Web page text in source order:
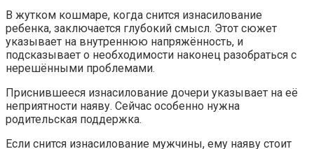
В жутком кошмаре, когда снится изнасилование
ребенка, заключается глубокий смысл. Этот сюжет
указывает на внутреннюю напряжённость, и
подсказывает о необходимости наконец разобраться с
нерешёнными проблемами.
Приснившееся изнасилование дочери указывает на её
неприятности наяву. Сейчас особенно нужна
родительская поддержка.
Если снится изнасилование мужчины, ему наяву стоит